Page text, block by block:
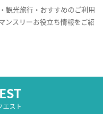
観光旅行・おすすめのご利用
ンスリーお役立ち情報をご紹
エスト